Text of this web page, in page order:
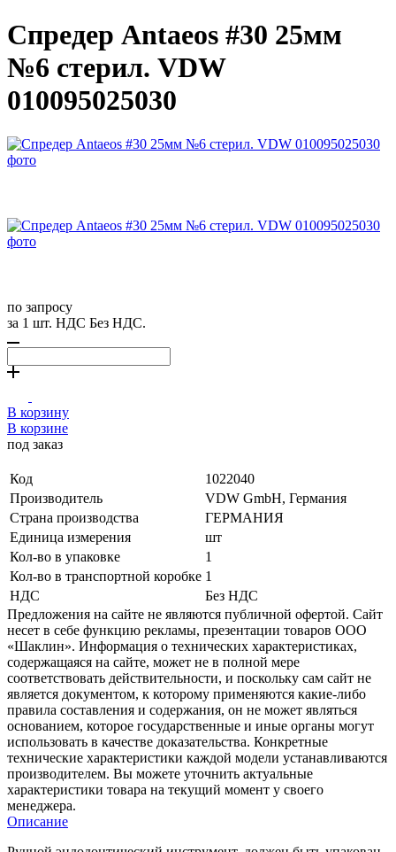
Спредер Antaeos #30 25мм
№6 стерил. VDW
010095025030
по запросу
за 1 шт. НДС Без НДС.
В корзину
В корзине
под заказ
Код
1022040
Производитель
VDW GmbH, Германия
Страна производства
ГЕРМАНИЯ
Единица измерения
шт
Кол-во в упаковке
1
Кол-во в транспортной коробке 1
НДС
Без НДС
Предложения на сайте не являются публичной офертой. Сайт
несет в себе функцию рекламы, презентации товаров ООО
«Шаклин». Информация о технических характеристиках,
содержащаяся на сайте, может не в полной мере
соответствовать действительности, и поскольку сам сайт не
является документом, к которому применяются какие-либо
правила составления и содержания, он не может являться
основанием, которое государственные и иные органы могут
использовать в качестве доказательства. Конкретные
технические характеристики каждой модели устанавливаются
производителем. Вы можете уточнить актуальные
характеристики товара на текущий момент у своего
менеджера.
Описание